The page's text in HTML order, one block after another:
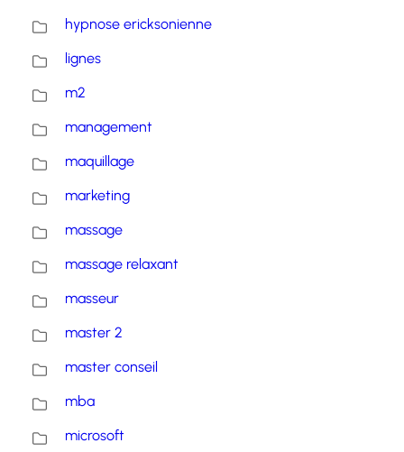
hypnose ericksonienne
lignes
m2
management
maquillage
marketing
massage
massage relaxant
masseur
master 2
master conseil
mba
microsoft